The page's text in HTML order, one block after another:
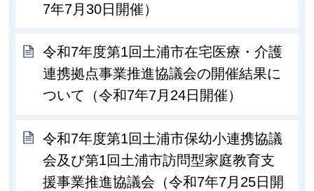
7年7月30日開催）
令和7年度第1回土浦市在宅医療・介護
連携拠点事業推進協議会の開催結果に
ついて（令和7年7月24日開催）
令和7年度第1回土浦市保幼小連携協議
会及び第1回土浦市訪問型家庭教育支
援事業推進協議会（令和7年7月25日開